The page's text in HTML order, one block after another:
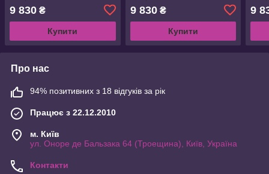
9 830 ₴
Купити
9 830₴
Купити
9
Про нас
94% позитивних з 18 відгуків за рік
Працює з 22.12.2010
м. Київ
ул. Оноре де Бальзака 64 (Троещина), Київ, Україна
Контакти